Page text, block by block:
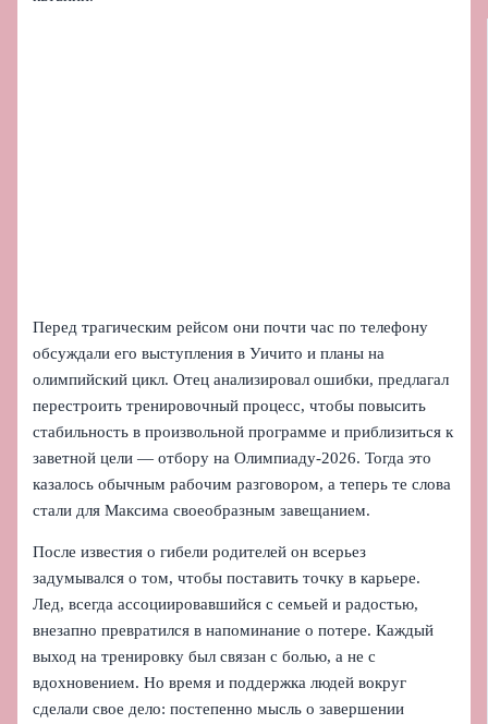
Перед трагическим рейсом они почти час по телефону
обсуждали его выступления в Уичито и планы на
олимпийский цикл. Отец анализировал ошибки, предлагал
перестроить тренировочный процесс, чтобы повысить
стабильность в произвольной программе и приблизиться к
заветной цели — отбору на Олимпиаду-2026. Тогда это
казалось обычным рабочим разговором, а теперь те слова
стали для Максима своеобразным завещанием.
После известия о гибели родителей он всерьез
задумывался о том, чтобы поставить точку в карьере.
Лед, всегда ассоциировавшийся с семьей и радостью,
внезапно превратился в напоминание о потере. Каждый
выход на тренировку был связан с болью, а не с
вдохновением. Но время и поддержка людей вокруг
сделали свое дело: постепенно мысль о завершении